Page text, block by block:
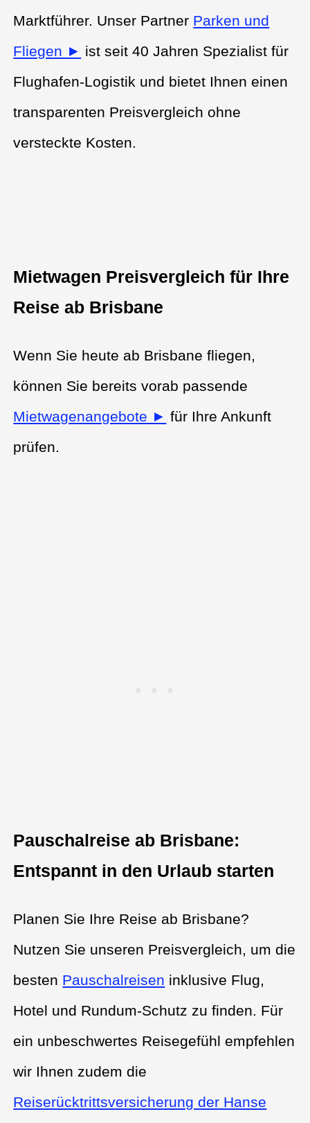
Marktführer. Unser Partner Parken und
Fliegen ► ist seit 40 Jahren Spezialist für
Flughafen-Logistik und bietet Ihnen einen
transparenten Preisvergleich ohne
versteckte Kosten.
Mietwagen Preisvergleich für Ihre
Reise ab Brisbane
Wenn Sie heute ab Brisbane fliegen,
können Sie bereits vorab passende
Mietwagenangebote ► für Ihre Ankunft
prüfen.
Pauschalreise ab Brisbane:
Entspannt in den Urlaub starten
Planen Sie Ihre Reise ab Brisbane?
Nutzen Sie unseren Preisvergleich, um die
besten Pauschalreisen inklusive Flug,
Hotel und Rundum-Schutz zu finden. Für
ein unbeschwertes Reisegefühl empfehlen
wir Ihnen zudem die
Reiserücktrittsversicherung der Hanse